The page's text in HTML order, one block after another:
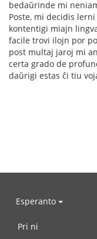
bedaŭrinde mi
Poste, mi decidis
kontentigi miajn
facile trovi ilojn por
post multaj jaroj mi
certa grado de
daŭrigi estas ĉi tiu
Esperanto
Pri ni